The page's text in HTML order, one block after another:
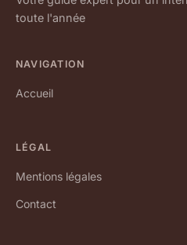
toute l'année
NAVIGATION
Accueil
LÉGAL
Mentions légales
Contact